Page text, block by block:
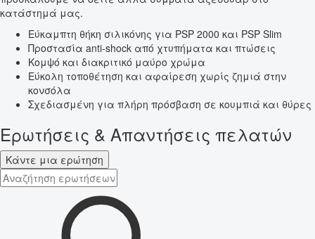
κατάστημά μας.
Εύκαμπτη θήκη σιλικόνης για PSP 2000 και PSP Slim
Προστασία anti-shock από χτυπήματα και πτώσεις
Κομψό και διακριτικό μαύρο χρώμα
Εύκολη τοποθέτηση και αφαίρεση χωρίς ζημιά στην
κονσόλα
Σχεδιασμένη για πλήρη πρόσβαση σε κουμπιά και θύρες
Ερωτήσεις & Απαντήσεις πελατών
Κάντε μια ερώτηση